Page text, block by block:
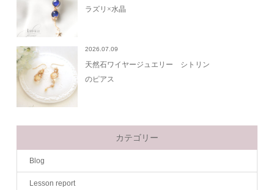
ラズリ×水晶
2026.07.09
天然石ワイヤージュエリー シトリン
のピアス
カテゴリー
Blog
Lesson report